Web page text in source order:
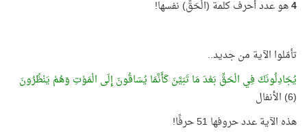
4هو عدد أحرف كلمة (الْحَقِّ) نفسها!
تأمّلوا الآية من جديد..
يُجَادِلُونَكَ فِي الْحَقِّ بَعْدَ مَا تَبَيَّنَ كَأَنَّمَا يُسَاقُونَ إِلَى الْمَوْتِ وَهُمْ يَنْظُرُونَ
(6) الأنفال
هذه الآية عدد حروفها 51 حرفًا!